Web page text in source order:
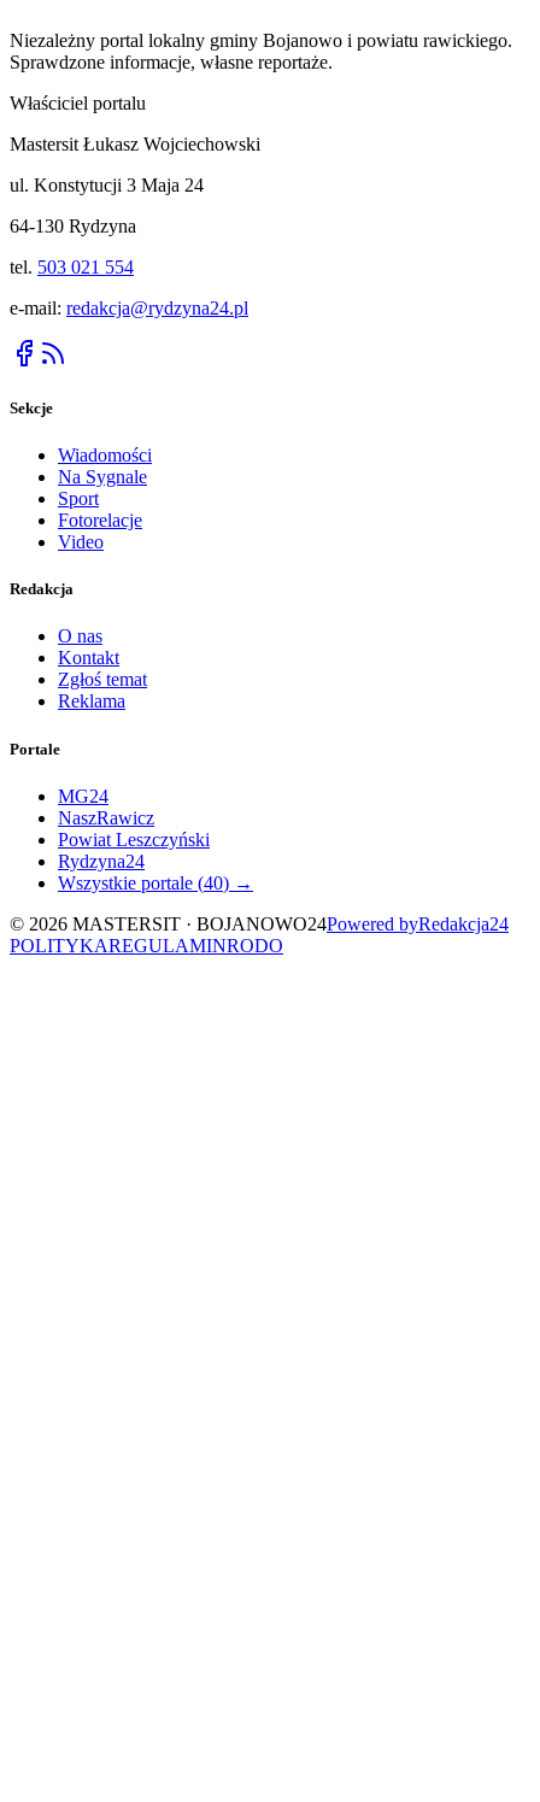
Niezależny portal lokalny gminy Bojanowo i powiatu rawickiego.
Sprawdzone informacje, własne reportaże.
Właściciel portalu
Mastersit Łukasz Wojciechowski
ul. Konstytucji 3 Maja 24
64-130 Rydzyna
tel. 503 021 554
e-mail: redakcja@rydzyna24.pl
Sekcje
Wiadomości
Na Sygnale
Sport
Fotorelacje
Video
Redakcja
O nas
Kontakt
Zgłoś temat
Reklama
Portale
MG24
NaszRawicz
Powiat Leszczyński
Rydzyna24
Wszystkie portale (40) →
© 2026 MASTERSIT · BOJANOWO24Powered byRedakcja24
POLITYKAREGULAMINRODO